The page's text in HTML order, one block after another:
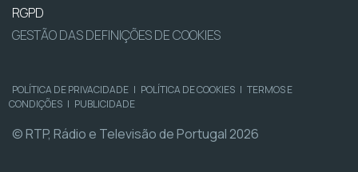
RGPD
GESTÃO DAS DEFINIÇÕES DE COOKIES
POLÍTICA DE PRIVACIDADE | POLÍTICA DE COOKIES | TERMOS E
CONDIÇÕES | PUBLICIDADE
© RTP, Rádio e Televisão de Portugal 2026